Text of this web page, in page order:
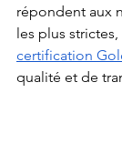
répondent aux
les plus
certification
qualité et de